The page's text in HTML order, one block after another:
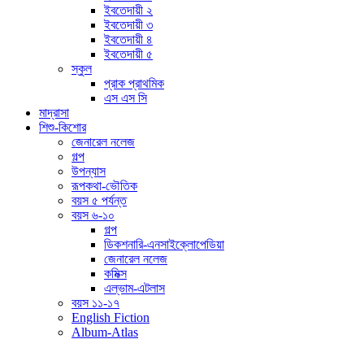
ইবতেদায়ী ২
ইবতেদায়ী ৩
ইবতেদায়ী ৪
ইবতেদায়ী ৫
স্কুল
প্রাক প্রাথমিক
এস এস সি
মাদ্রাসা
শিশু-কিশোর
জেনারেল নলেজ
গল্প
উপন্যাস
রূপকথা-ভৌতিক
বয়স ৫ পর্যন্ত
বয়স ৬-১০
গল্প
ডিকশনারি-এনসাইক্লোপেডিয়া
জেনারেল নলেজ
কমিক্স
এল্ভাম-এটলাস
বয়স ১১-১৭
English Fiction
Album-Atlas